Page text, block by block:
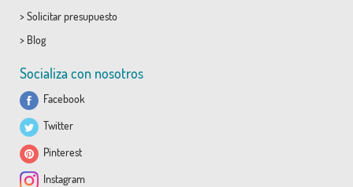
> Solicitar presupuesto
> Blog
Socializa con nosotros
Facebook
Twitter
Pinterest
Instagram